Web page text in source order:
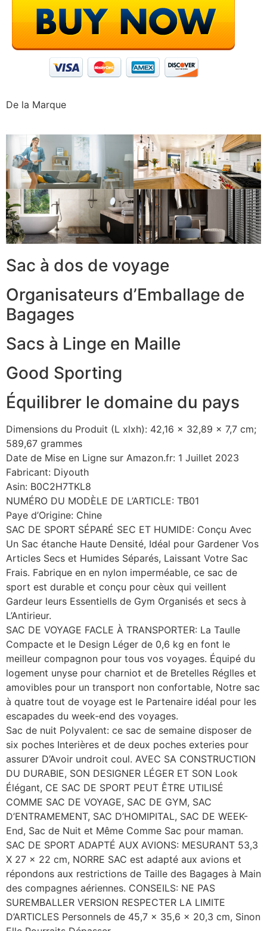
De la Marque
Sac à dos de voyage
Organisateurs d’Emballage de
Bagages
Sacs à Linge en Maille
Good Sporting
Équilibrer le domaine du pays
Dimensions du Produit (L xlxh): 42,16 x 32,89 x 7,7 cm;
589,67 grammes
Date de Mise en Ligne sur Amazon.fr: 1 Juillet 2023
Fabricant: Diyouth
Asin: B0C2H7TKL8
NUMÉRO DU MODÈLE DE L’ARTICLE: TB01
Paye d’Origine: Chine
SAC DE SPORT SÉPARÉ SEC ET HUMIDE: Conçu Avec
Un Sac étanche Haute Densité, Idéal pour Gardener Vos
Articles Secs et Humides Séparés, Laissant Votre Sac
Frais. Fabrique en en nylon imperméable, ce sac de
sport est durable et conçu pour cèux qui veillent
Gardeur leurs Essentiells de Gym Organisés et secs à
L’Antirieur.
SAC DE VOYAGE FACLE À TRANSPORTER: La Taulle
Compacte et le Design Léger de 0,6 kg en font le
meilleur compagnon pour tous vos voyages. Équipé du
logement unyse pour charniot et de Bretelles Réglles et
amovibles pour un transport non confortable, Notre sac
à quatre tout de voyage est le Partenaire idéal pour les
escapades du week-end des voyages.
Sac de nuit Polyvalent: ce sac de semaine disposer de
six poches Interières et de deux poches exteries pour
assurer D’Avoir undroit coul. AVEC SA CONSTRUCTION
DU DURABIE, SON DESIGNER LÉGER ET SON Look
Élégant, CE SAC DE SPORT PEUT ÊTRE UTILISÉ
COMME SAC DE VOYAGE, SAC DE GYM, SAC
D’ENTRAMEMENT, SAC D’HOMIPITAL, SAC DE WEEK-
End, Sac de Nuit et Même Comme Sac pour maman.
SAC DE SPORT ADAPTÉ AUX AVIONS: MESURANT 53,3
X 27 x 22 cm, NORRE SAC est adapté aux avions et
répondons aux restrictions de Taille des Bagages à Main
des compagnes aériennes. CONSEILS: NE PAS
SUREMBALLER VERSION RESPECTER LA LIMITE
D’ARTICLES Personnels de 45,7 x 35,6 x 20,3 cm, Sinon